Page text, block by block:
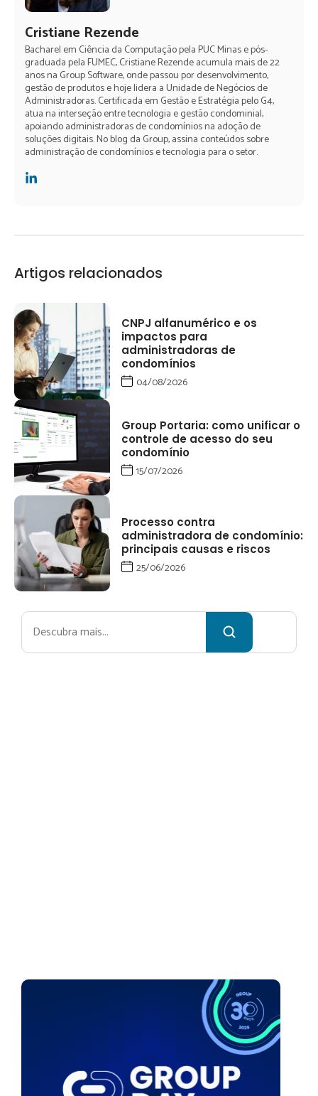
Cristiane Rezende
Bacharel em Ciência da Computação pela PUC Minas e pós-
graduada pela FUMEC, Cristiane Rezende acumula mais de 22
anos na Group Software, onde passou por desenvolvimento,
gestão de produtos e hoje lidera a Unidade de Negócios de
Administradoras. Certificada em Gestão e Estratégia pelo G4,
atua na interseção entre tecnologia e gestão condominial,
apoiando administradoras de condomínios na adoção de
soluções digitais. No blog da Group, assina conteúdos sobre
administração de condomínios e tecnologia para o setor.
Artigos relacionados
CNPJ alfanumérico e os
impactos para
administradoras de
condomínios
04/08/2026
Group Portaria: como unificar o
controle de acesso do seu
condomínio
15/07/2026
Processo contra
administradora de condomínio:
principais causas e riscos
25/06/2026
Pesquisar